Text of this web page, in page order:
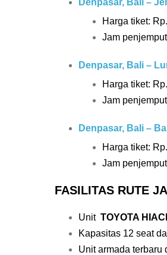
Denpasar, Bali –
Harga tiket: Rp.
Jam
Denpasar, Bali –
Harga tiket: Rp.
Jam
Denpasar, Bali –
Harga tiket:
Jam
FASILITAS RUTE
Unit TOYOTA
Kapasitas 12 seat
Unit armada terbaru